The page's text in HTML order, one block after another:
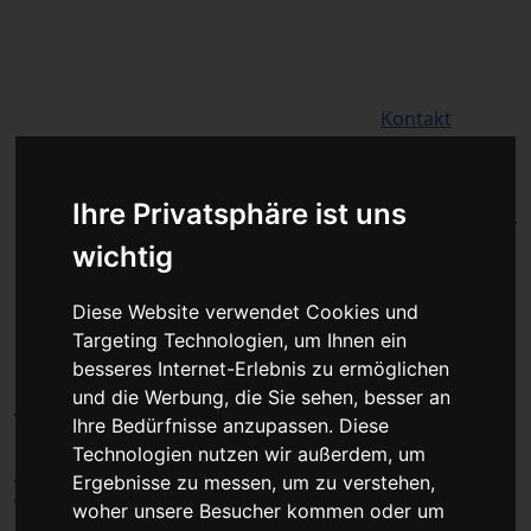
Ihre Privatsphäre ist uns
wichtig
Diese Website verwendet Cookies und
Targeting Technologien, um Ihnen ein
besseres Internet-Erlebnis zu ermöglichen
und die Werbung, die Sie sehen, besser an
Ihre Bedürfnisse anzupassen. Diese
Technologien nutzen wir außerdem, um
Ergebnisse zu messen, um zu verstehen,
woher unsere Besucher kommen oder um
Kontakt
Baumaschine Turbolader Reparatur
oder Austauschgerät KVA
Unser Betrieb steht für
kostengünstige Prüfungen und
Reparaturen von Steuergeräten aller
Art, unter anderem von Motor-
Steuergeräten, Airbag-Steuergeräten,
ABS-Steuergeräten uvm. STEUBEL®
verfügt dabei über viel Erfahrung und